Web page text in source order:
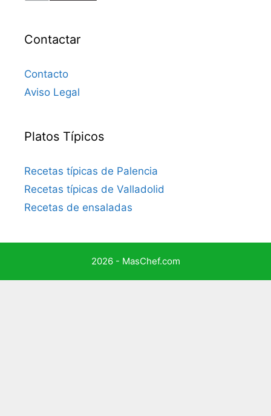
Contactar
Contacto
Aviso Legal
Platos Típicos
Recetas típicas de Palencia
Recetas típicas de Valladolid
Recetas de ensaladas
2026 - MasChef.com